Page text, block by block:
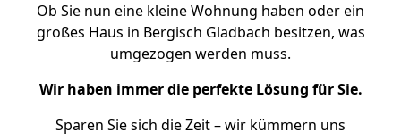
Ob Sie nun eine kleine Wohnung haben oder ein
großes Haus in Bergisch Gladbach besitzen, was
umgezogen werden muss.
Wir haben immer die perfekte Lösung für Sie.
Sparen Sie sich die Zeit – wir kümmern uns